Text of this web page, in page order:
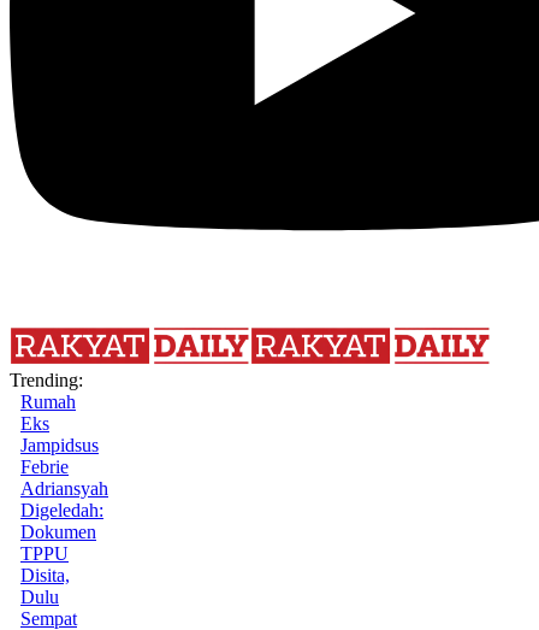
Trending:
Rumah
Eks
Jampidsus
Febrie
Adriansyah
Digeledah:
Dokumen
TPPU
Disita,
Dulu
Sempat